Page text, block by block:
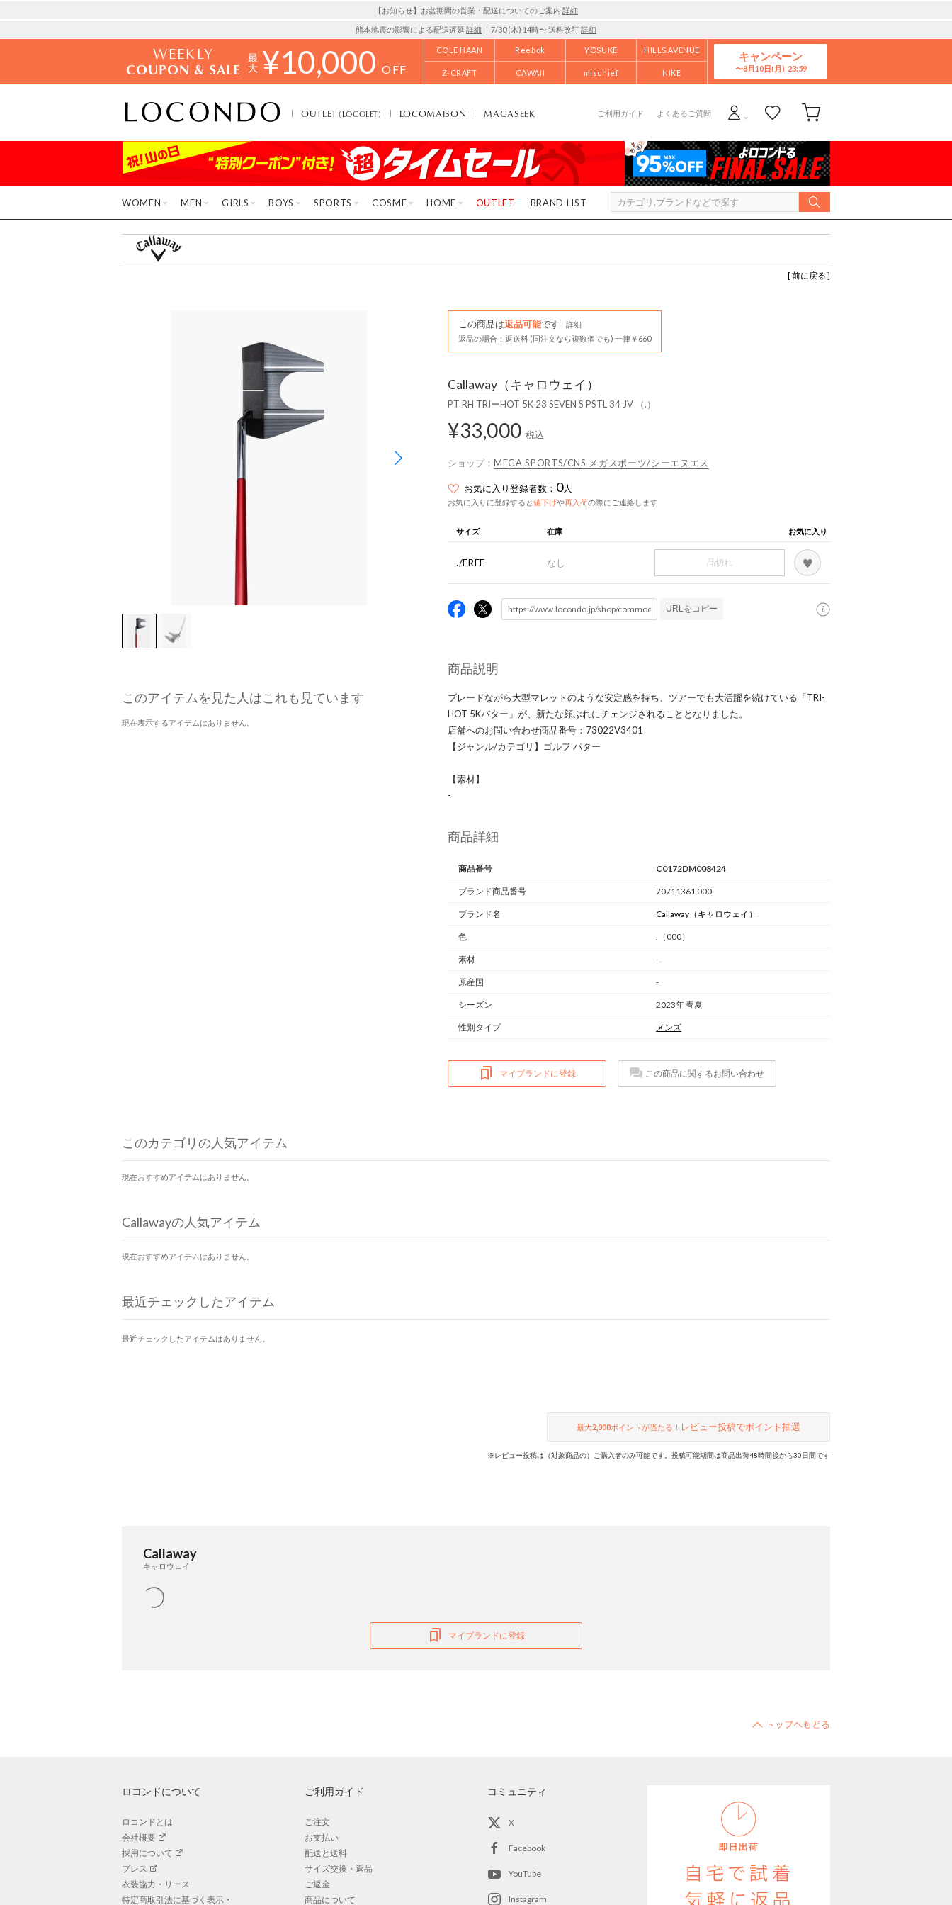
【お知らせ】お盆期間の営業・配送についてのご案内 詳細
熊本地震の影響による配送遅延 詳細 ｜7/30 (木) 14時〜 送料改訂詳細
WEEKLY
COUPON & SALE ¥10,000 OFF
COLE HAAN Reebok YOSUKE HILLS AVENUE
Z-CRAFT CAWAII mischief NIKE
キャンペーン
8月10日(月)
OUTLET(LOCOLET) LOCOMAISON MAGASEEK ご利用ガイド よくあるご質問
WOMEN MEN GIRLS BOYS SPORTS COSME HOME OUTLET BRAND LIST
[ 前に戻る ]
このアイテムを見た人はこれも見ています
現在表示するアイテムはありません。
この商品は返品可能です
詳細
返品の場合：返送料 (同注文なら複数個でも) 一律￥660
Callaway （キャロウェイ）
PT RH TRIーHOT 5K 23 SEVEN S PSTL 34 JV （.）
¥33,000 税込
ショップ： MEGA SPORTS/CNS メガスポーツ/シーエヌエス
お気に入り登録者数： 0人
お気に入りに登録すると値下げや再入荷の際にご連絡します
サイズ 在庫 お気に入り
./FREE なし 品切れ
URLをコピー
商品説明
ブレードながら大型マレットのような安定感を持ち、ツアーでも大活躍を続けている「TRI-
HOT 5Kパター」が、新たな顔ぶれにチェンジされることとなりました。
店舗へのお問い合わせ商品番号：73022V3401
【ジャンル/カテゴリ】ゴルフ パター
【素材】
-
商品詳細
商品番号 C0172DM008424
ブランド商品番号 70711361 000
ブランド名 Callaway （キャロウェイ）
色 .（000）
素材 -
原産国 -
シーズン 2023年 春夏
性別タイプ メンズ
マイブランドに登録 この商品に関するお問い合わせ
このカテゴリの人気アイテム
現在おすすめアイテムはありません。
Callawayの人気アイテム
現在おすすめアイテムはありません。
最近チェックしたアイテム
最近チェックしたアイテムはありません。
最大2,000ポイントが当たる！ レビュー投稿でポイント抽選
※レビュー投稿は（対象商品の）ご購入者のみ可能です。投稿可能期間は商品出荷48時間後から30日間です
Callaway
キャロウェイ
マイブランドに登録
ロコンドについて
ロコンドとは
会社概要
採用について
プレス
衣装協力・リース
特定商取引法に基づく表示・
ご利用ガイド
ご注文
お支払い
配送と送料
サイズ交換・返品
ご返金
商品について
コミュニティ
X
Facebook
YouTube
Instagram